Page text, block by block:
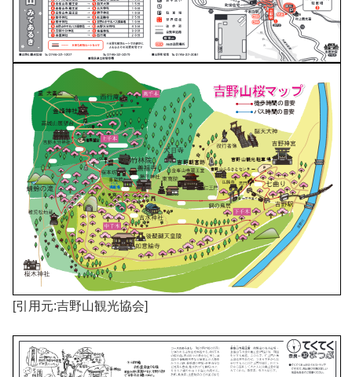
[引用元:吉野山観光協会]